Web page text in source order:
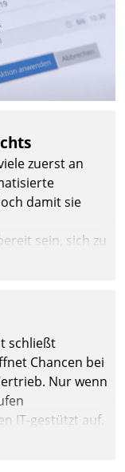
zuerst an
damit sie
sein, sich zu
sie an ihr
schließt
Chancen bei
Nur wenn
IT-gestützt auf.